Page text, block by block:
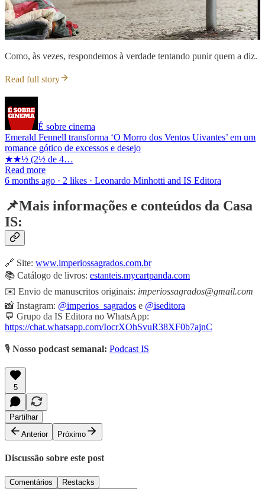
Como, às vezes, respondemos à verdade tentando punir quem a diz.
Read full story
É sobre cinema
Emerald Fennell transforma ‘O Morro dos Ventos Uivantes’ em um
romance gótico de excessos e desejo
★★½ (2½ de 4…
Read more
6 months ago · 2 likes · Leonardo Minhotti and IS Editora
📌Mais informações e conteúdos da Casa
IS:
🔗 Site: www.imperiossagrados.com.br
📚 Catálogo de livros: estanteis.mycartpanda.com
✉️ Envio de manuscritos originais: imperiossagrados@gmail.com
📸 Instagram: @imperios_sagrados e @iseditora
💬 Grupo da IS Editora no WhatsApp:
https://chat.whatsapp.com/IocrXOhSvuR38XF0b7ajnC
🎙️ Nosso podcast semanal: Podcast IS
5
Partilhar
Anterior
Próximo
Discussão sobre este post
Comentários Restacks